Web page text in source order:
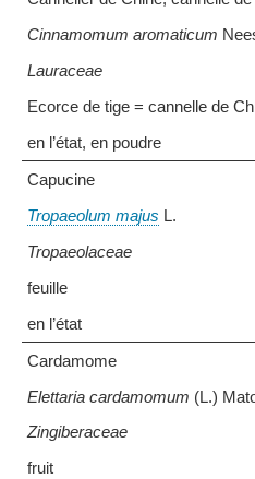
Cinnamomum aromaticum
Lauraceae
Ecorce de tige = cannelle de
en l’état, en poudre
Capucine
Tropaeolum majus L.
Tropaeolaceae
feuille
en l’état
Cardamome
Elettaria cardamomum (L.)
Zingiberaceae
fruit